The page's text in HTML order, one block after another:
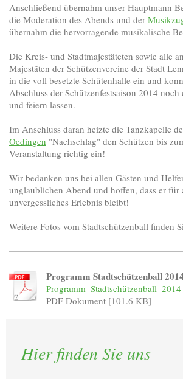
Anschließend übernahm unser Hauptmann
die Moderation des Abends und der
übernahm die hervorragende musikalische
Die Kreis- und Stadtmajestäteten sowie alle
Majestäten der Schützenvereine der Stadt
in die voll besetzte Schütenhalle ein und
Abschluss der Schützenfestsaison 2014 noch
und feiern lassen.
Im Anschluss daran heizte die Tanzkapelle
Oedingen "Nachschlag" den Schützen bis
Veranstaltung richtig ein!
Wir bedanken uns bei allen Gästen und
unglaublichen Abend und hoffen, dass er für
unvergessliches Erlebnis bleibt!
Weitere Fotos vom Stadtschützenball finden
Programm Stadtschützenball
PDF-Dokument [101.6 KB]
Hier finden Sie uns